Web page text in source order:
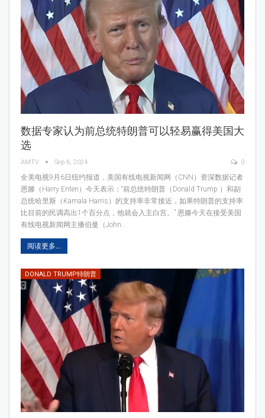
数据专家认为前总统特朗普可以轻易赢得美国大
选
AMTV Sep 6, 2024 0
全美电视9月6日纽约报道，美国有线电视新闻网（CNN）资深数据记者
恩滕（Harry Enten）今天表示：“前总统特朗普（Donald Trump ）和副
总统哈里斯（Kamala Harris）的支持率非常接近，如果特朗普的支持率
比目前的民调高出1个百分点，他就会入主白宫。” 恩滕今天在接受美国
有线电视新闻网主播伯曼（John…
阅读更多...
DONALD TRUMP特朗普